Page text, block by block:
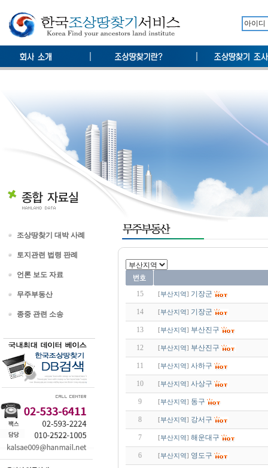
조상땅찾기 대박 사례
토지관련 법령 판례
언론 보도 자료
무주부동산
종중 관련 소송
15 [부산지역] 기장군
14 [부산지역] 기장군
13 [부산지역] 부산진구
12 [부산지역] 부산진구
11 [부산지역] 사하구
10 [부산지역] 사상구
9 [부산지역] 동구
8 [부산지역] 강서구
7 [부산지역] 해운대구
6 [부산지역] 영도구